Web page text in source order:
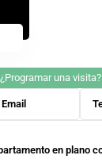
¿Programar una visita?